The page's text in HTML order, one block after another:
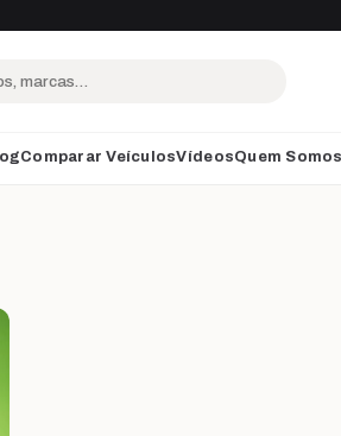
Comparar VeículosVídeosQuem Somos